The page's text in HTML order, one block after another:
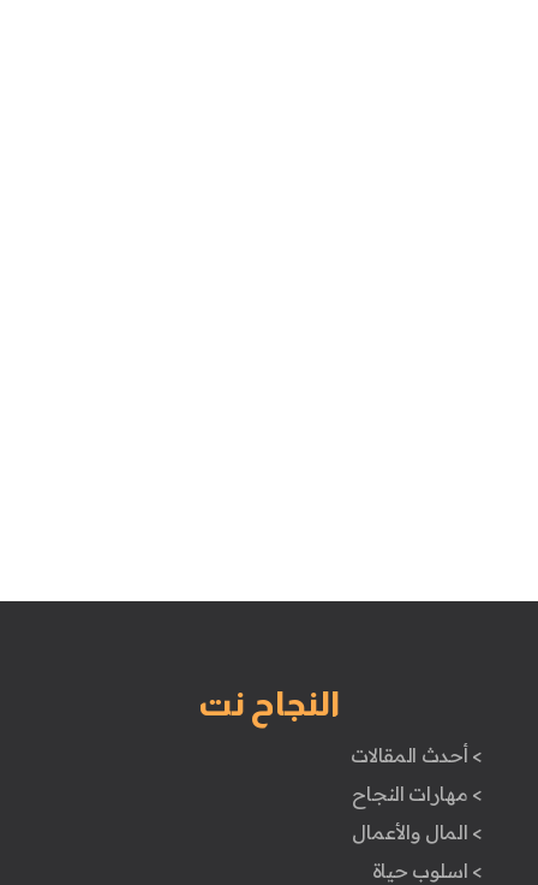
النجاح نت
> أحدث المقالات
> مهارات النجاح
> المال والأعمال
> اسلوب حياة